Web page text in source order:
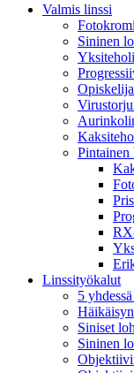
Valmis linssi
Sininen
Pintainen
Linssityökalut
5
Siniset
Sininen